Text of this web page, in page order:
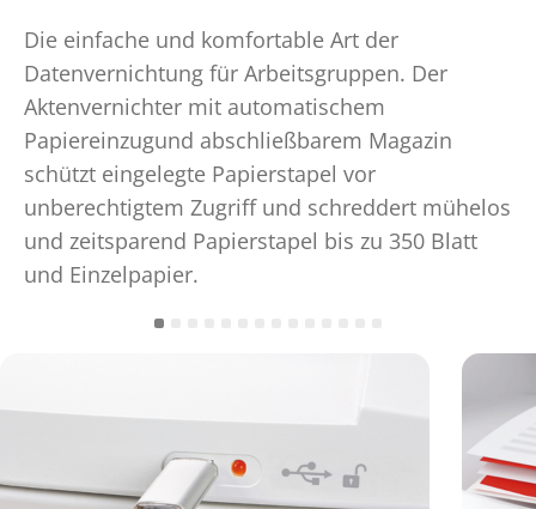
Die einfache und komfortable Art der
Datenvernichtung für Arbeitsgruppen. Der
Aktenvernichter mit automatischem
Papiereinzugund abschließbarem Magazin
schützt eingelegte Papierstapel vor
unberechtigtem Zugriff und schreddert mühelos
und zeitsparend Papierstapel bis zu 350 Blatt
und Einzelpapier.